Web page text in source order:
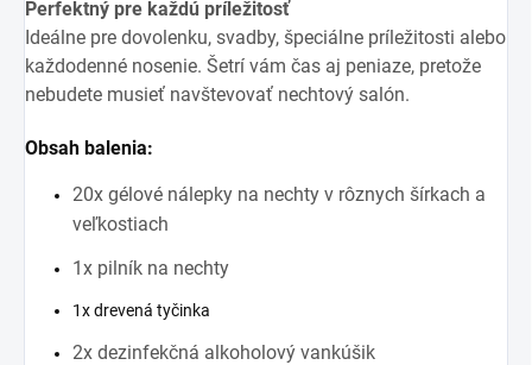
Perfektný pre každú príležitosť
Ideálne pre dovolenku, svadby, špeciálne príležitosti alebo
každodenné nosenie. Šetrí vám čas aj peniaze, pretože
nebudete musieť navštevovať nechtový salón.
Obsah balenia:
20x gélové nálepky na nechty v rôznych šírkach a
veľkostiach
1x pilník na nechty
1x drevená tyčinka
2x dezinfekčná alkoholový vankúšik